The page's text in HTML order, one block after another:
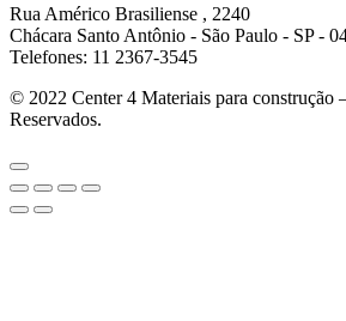
Rua Américo Brasiliense , 2240
Chácara Santo Antônio - São Paulo - SP -
Telefones: 11 2367-3545
© 2022 Center 4 Materiais para construção
Reservados.